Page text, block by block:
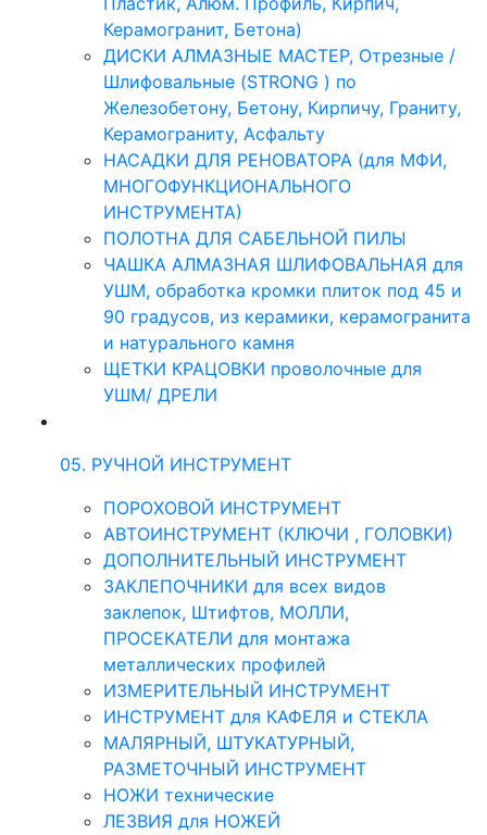
Керамогранит, Бетона)
ДИСКИ АЛМАЗНЫЕ МАСТЕР, Отрезные /
Шлифовальные (STRONG ) по
Железобетону, Бетону, Кирпичу, Граниту,
Керамограниту, Асфальту
НАСАДКИ ДЛЯ РЕНОВАТОРА (для МФИ,
МНОГОФУНКЦИОНАЛЬНОГО
ИНСТРУМЕНТА)
ПОЛОТНА ДЛЯ САБЕЛЬНОЙ ПИЛЫ
ЧАШКА АЛМАЗНАЯ ШЛИФОВАЛЬНАЯ для
УШМ, обработка кромки плиток под 45 и
90 градусов, из керамики, керамогранита
и натурального камня
ЩЕТКИ КРАЦОВКИ проволочные для
УШМ/ ДРЕЛИ
05. РУЧНОЙ ИНСТРУМЕНТ
ПОРОХОВОЙ ИНСТРУМЕНТ
АВТОИНСТРУМЕНТ (КЛЮЧИ , ГОЛОВКИ)
ДОПОЛНИТЕЛЬНЫЙ ИНСТРУМЕНТ
ЗАКЛЕПОЧНИКИ для всех видов
заклепок, Штифтов, МОЛЛИ,
ПРОСЕКАТЕЛИ для монтажа
металлических профилей
ИЗМЕРИТЕЛЬНЫЙ ИНСТРУМЕНТ
ИНСТРУМЕНТ для КАФЕЛЯ и СТЕКЛА
МАЛЯРНЫЙ, ШТУКАТУРНЫЙ,
РАЗМЕТОЧНЫЙ ИНСТРУМЕНТ
НОЖИ технические
ЛЕЗВИЯ для НОЖЕЙ